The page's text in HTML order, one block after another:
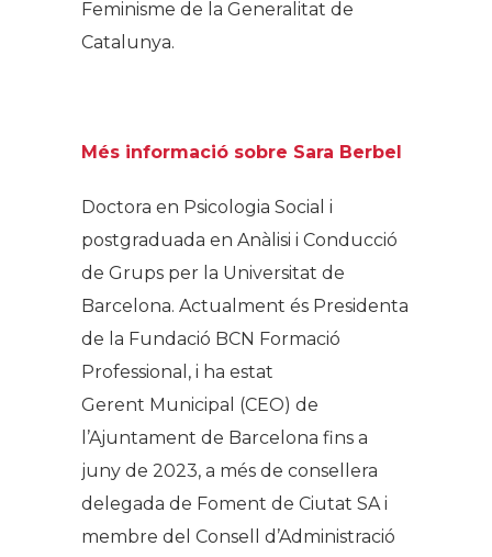
Feminisme de la Generalitat de
Catalunya.
Més informació sobre Sara Berbel
Doctora en Psicologia Social i
postgraduada en Anàlisi i Conducció
de Grups per la Universitat de
Barcelona. Actualment és Presidenta
de la Fundació BCN Formació
Professional, i ha estat
Gerent Municipal (CEO) de
l’Ajuntament de Barcelona fins a
juny de 2023, a més de consellera
delegada de Foment de Ciutat SA i
membre del Consell d’Administració